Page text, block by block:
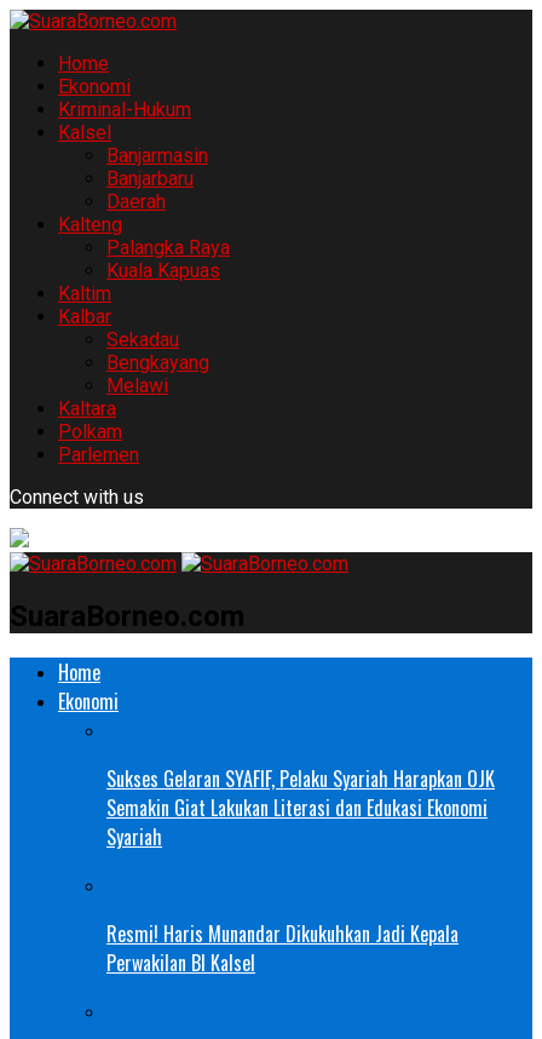
Home
Ekonomi
Kriminal-Hukum
Kalsel
Banjarmasin
Banjarbaru
Daerah
Kalteng
Palangka Raya
Kuala Kapuas
Kaltim
Kalbar
Sekadau
Bengkayang
Melawi
Kaltara
Polkam
Parlemen
Connect with us
SuaraBorneo.com
Home
Ekonomi
Sukses Gelaran SYAFIF, Pelaku Syariah Harapkan OJK
Semakin Giat Lakukan Literasi dan Edukasi Ekonomi
Syariah
Resmi! Haris Munandar Dikukuhkan Jadi Kepala
Perwakilan BI Kalsel